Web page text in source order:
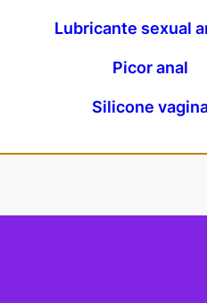
Lubricante sexual
Picor anal
Silicone